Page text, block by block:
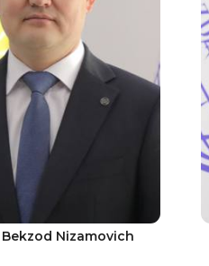
Nizamovich